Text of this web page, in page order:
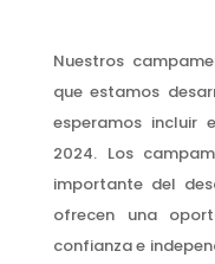
Nuestros
que estamos
esperamos incluir
2024. Los
importante del
ofrecen una
confianza e